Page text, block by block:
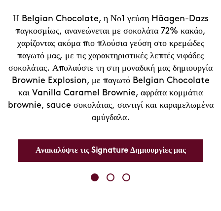
Η Belgian Chocolate, η Νο1 γεύση Häagen-Dazs
παγκοσμίως, ανανεώνεται με σοκολάτα 72% κακάο,
χαρίζοντας ακόμα πιο πλούσια γεύση στο κρεμώδες
παγωτό μας, με τις χαρακτηριστικές λεπτές νιφάδες
σοκολάτας. Απολαύστε τη στη μοναδική μας δημιουργία
Brownie Explosion, με παγωτό Belgian Chocolate
και Vanilla Caramel Brownie, αφράτα κομμάτια
brownie, sauce σοκολάτας, σαντιγί και καραμελωμένα
αμύγδαλα.
Ανακαλύψτε τις Signature Δημιουργίες μας